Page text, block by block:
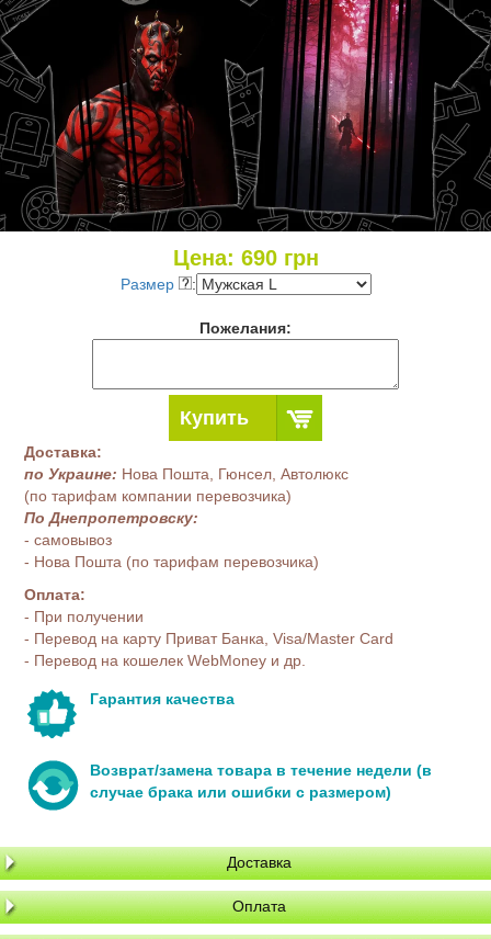
Цена: 690грн
Размер :
Пожелания:
Купить
Доставка:
по Украине: Нова Пошта, Гюнсел, Автолюкс
(по тарифам компании перевозчика)
По Днепропетровску:
- самовывоз
- Нова Пошта (по тарифам перевозчика)
Оплата:
- При получении
- Перевод на карту Приват Банка, Visa/Master Card
- Перевод на кошелек WebMoney и др.
Гарантия качества
Возврат/замена товара в течение недели (в
случае брака или ошибки с размером)
Доставка
Оплата